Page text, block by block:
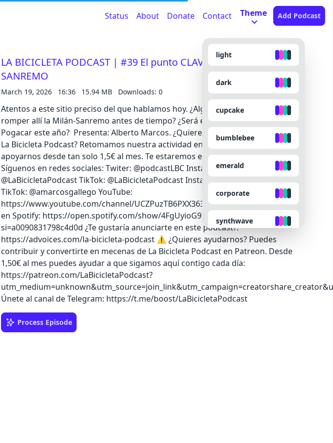
here
Cancel Save
Status About Donate Contact Theme
light
dark
cupcake
bumblebee
emerald
corporate
synthwave
retro
valentine
Add Podcast
LA BICICLETA PODCAST | #39 El punto CLAVE de la MILÁN-
SANREMO
March 19, 2026 16:36 15.94 MB Downloads: 0
Atentos a este sitio preciso del que hablamos hoy. ¿Alguien se ha planteado
romper allí la Milán-Sanremo antes de tiempo? ¿Será el lugar elegido por
Pogacar este año? ️ Presenta: Alberto Marcos. ¿Quieres ser el mejor oyente de
La Bicicleta Podcast? Retomamos nuestra actividad en Patreon. Allí puedes
apoyarnos desde tan solo 1,5€ al mes. Te estaremos eternamente agradecidos.
Síguenos en redes sociales: Twiter: @podcastLBC Instagram:
@LaBicicletaPodcast TikTok: @LaBicicletaPodcast Instagram: @amarcosgallego
TikTok: @amarcosgallego YouTube:
https://www.youtube.com/channel/UCZPuzTB6PXX363rL2CRju3w Escúchanos
en Spotify: https://open.spotify.com/show/4FgUyioG97fwjEh5yXJETh?
si=a0090831798c4d0d ¿Te gustaría anunciarte en este podcast?:
https://advoices.com/la-bicicleta-podcast ⚠️ ¿Quieres ayudarnos? Puedes
contribuir y convertirte en mecenas de La Bicicleta Podcast en Patreon. Desde
1,50€ al mes puedes ayudar a que sigamos aquí contigo cada día:
https://patreon.com/LaBicicletaPodcast?
Únete al canal de Telegram: https://t.me/boost/LaBicicletaPodcast
Process Episode